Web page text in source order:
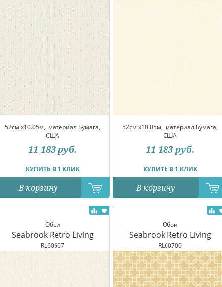
52см x10.05м, материал Бумага,
США
КУПИТЬ В 1 КЛИК
11 183 руб.
В корзину
52см x10.05м, материал Бумага,
США
КУПИТЬ В 1 КЛИК
11 183 руб.
В корзину
Обои
Seabrook Retro Living
RL60607
Обои
Seabrook Retro Living
RL60700